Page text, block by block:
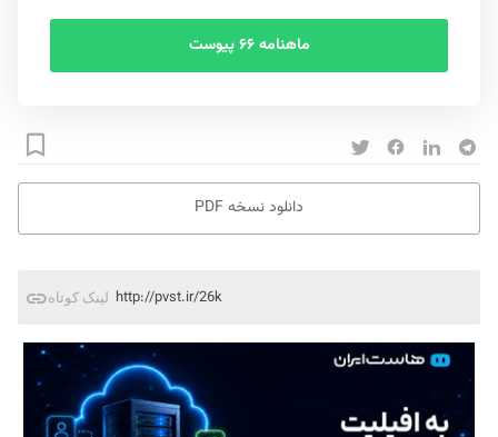
ماهنامه ۶۶ پیوست
دانلود نسخه PDF
لینک کوتاه http://pvst.ir/26k